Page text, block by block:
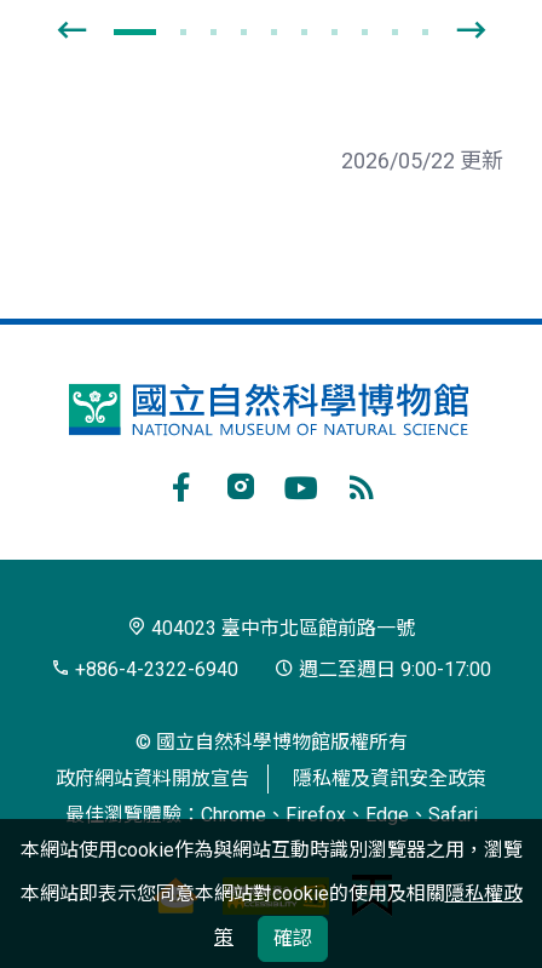
2026/05/22 更新
國
博
閱
404023 臺中市北區館前路一號
+886-4-2322-6940
週二至週日 9:00-17:00
© 國立自然科學博物館版權所有
政府網站資料開放宣告
隱私權及資訊安全政策
最佳瀏覽體驗：Chrome、Firefox、Edge、Safari
本網站使用cookie作為與網站互動時識別瀏覽器之用，瀏覽
本網站即表示您同意本網站對cookie的使用及相關隱私權政
策
確認